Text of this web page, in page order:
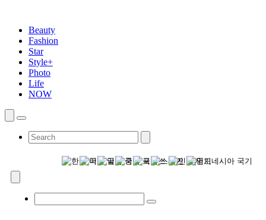
Beauty
Fashion
Star
Style+
Photo
Life
NOW